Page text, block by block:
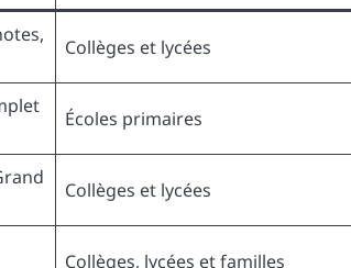
Collèges et lycées
Écoles primaires
Collèges et lycées
Collèges, lycées et familles